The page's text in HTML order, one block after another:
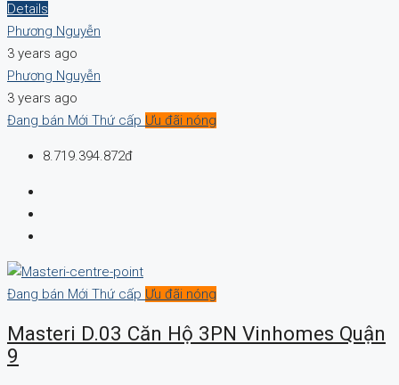
Details
Phương Nguyễn
3 years ago
Phương Nguyễn
3 years ago
Đang bán Mới Thứ cấp Ưu đãi nóng
8.719.394.872đ
Đang bán Mới Thứ cấp Ưu đãi nóng
Masteri D.03 Căn Hộ 3PN Vinhomes Quận
9